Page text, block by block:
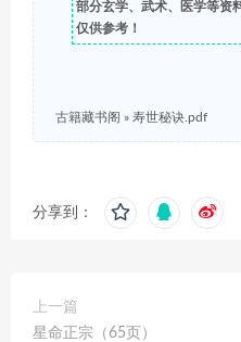
部分玄学、武术、医学等资
仅供参考！
古籍藏书阁 » 寿世秘诀.pdf
分享到：
上一篇
星命正宗（65页）